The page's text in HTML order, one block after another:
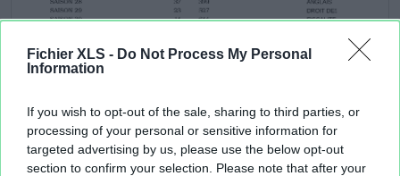
Fichier XLS - Do Not Process My Personal
Information
If you wish to opt-out of the sale, sharing to third parties, or
processing of your personal or sensitive information for
targeted advertising by us, please use the below opt-out
section to confirm your selection. Please note that after your